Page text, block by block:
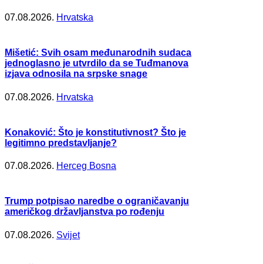
07.08.2026. Hrvatska
Mišetić: Svih osam međunarodnih sudaca
jednoglasno je utvrdilo da se Tuđmanova
izjava odnosila na srpske snage
07.08.2026. Hrvatska
Konaković: Što je konstitutivnost? Što je
legitimno predstavljanje?
07.08.2026. Herceg Bosna
Trump potpisao naredbe o ograničavanju
američkog državljanstva po rođenju
07.08.2026. Svijet